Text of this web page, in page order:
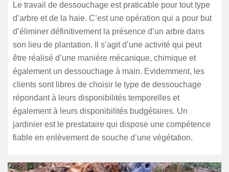
Le travail de dessouchage est praticable pour tout type
d’arbre et de la haie. C’est une opération qui a pour but
d’éliminer définitivement la présence d’un arbre dans
son lieu de plantation. Il s’agit d’une activité qui peut
être réalisé d’une manière mécanique, chimique et
également un dessouchage à main. Evidemment, les
clients sont libres de choisir le type de dessouchage
répondant à leurs disponibilités temporelles et
également à leurs disponibilités budgétaires. Un
jardinier est le prestataire qui dispose une compétence
fiable en enlèvement de souche d’une végétation.